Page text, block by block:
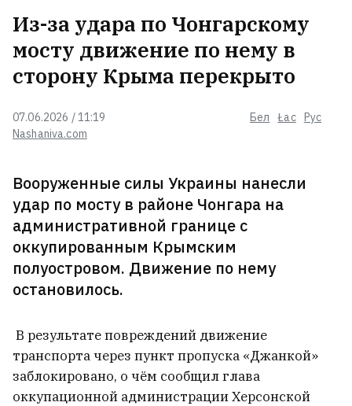
Nashaniva.com
07.06.2026 / 11:19 Бел Łac Рус
Из-за удара по Чонгарскому
мосту движение по нему в
сторону Крыма перекрыто
Вооруженные силы Украины нанесли
удар по мосту в районе Чонгара на
административной границе с
оккупированным Крымским
полуостровом. Движение по нему
остановилось.
В результате повреждений движение
транспорта через пункт пропуска «Джанкой»
заблокировано, о чём сообщил глава
оккупационной администрации Херсонской
В Беларуси стали встречать
редких комаров. Чем они
опасны?
Туристический комплекс в
большую, чем для россиян.
Белорусы возмутились
Создатели Patriot боятся, что
Киев может усовершенствовать
их ракеты
С БМЗ «унизительно» уволили
сотрудницу, которая писала донос
в 2020 году
7